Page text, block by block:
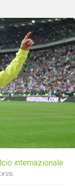
internazionale